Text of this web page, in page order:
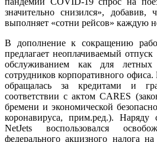
значительно снизился»,
выполняет «сотни рейсов» каждую
В дополнение к сокращению
предлагает неоплачиваемый
обслуживанием как для
сотрудников корпоративного
обращалась за кредитами и
соответствии с актом CARES
бремени и экономической
коронавируса, прим.ред.). Наряду
NetJets воспользовался
федерального акцизного налога